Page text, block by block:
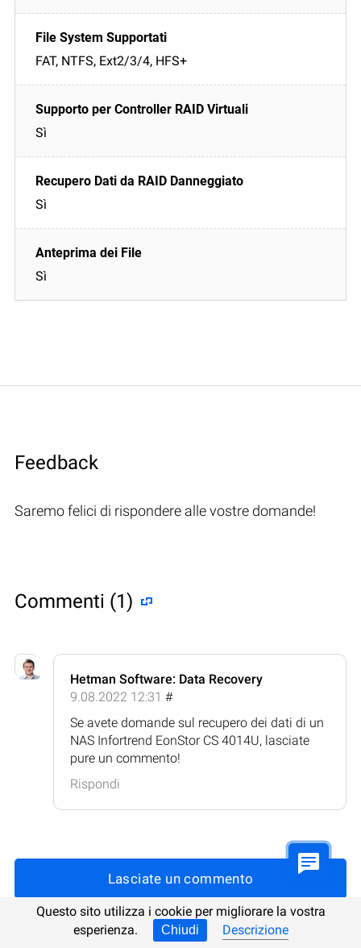
FAT, NTFS, Ext2/3/4, HFS+
Sì
Sì
Sì
Feedback
Saremo felici di rispondere alle vostre domande!
Commenti (1)
Hetman Software: Data Recovery
9.08.2022 12:31 #
Se avete domande sul recupero dei dati di un
NAS Infortrend EonStor CS 4014U, lasciate
pure un commento!
Rispondi
Lasciate un commento
Questo sito utilizza i cookie per migliorare la vostra
esperienza.
Chiudi Descrizione